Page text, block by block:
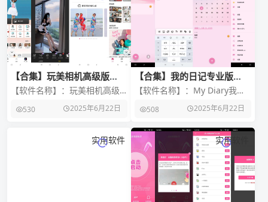
【合集】玩美相机高级版🔥
巧影高级版🔥B612咔叽会员
版
【软件名称】：玩美相机高级
件大小】：152m 【官方介
530 2025年6月22日
【合集】我的日记专业版🔥
视频美颜助手会员版🔥轻图
会员版
【软件名称】：My Diary我的
v1.03.92.0606 【软件大小】
508 2025年6月22日
实用软件 实用软件